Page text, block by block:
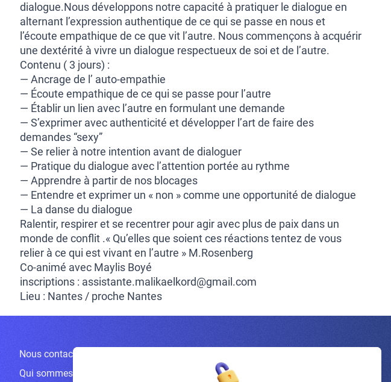
dialogue.Nous développons notre capacité à pratiquer le dialogue en
alternant l’expression authentique de ce qui se passe en nous et
l’écoute empathique de ce que vit l’autre. Nous commençons à acquérir
une dextérité à vivre un dialogue respectueux de soi et de l’autre.
Contenu ( 3 jours) :
— Ancrage de l’ auto-empathie
— Écoute empathique de ce qui se passe pour l’autre
— Établir un lien avec l’autre en formulant une demande
— S’exprimer avec authenticité et développer l’art de faire des
demandes “sexy”
— Se relier à notre intention avant de dialoguer
— Pratique du dialogue avec l’attention portée au rythme
— Apprendre à partir de nos blocages
— Entendre et exprimer un « non » comme une opportunité de dialogue
— La danse du dialogue
Ralentir, respirer et se recentrer pour agir avec plus de paix dans un
monde de conflit .« Qu’elles que soient ces réactions tentez de vous
relier à ce qui est vivant en l’autre » M.Rosenberg
Co-animé avec Maylis Boyé
inscriptions : assistante.malikaelkord@gmail.com
Lieu : Nantes / proche Nantes
Nous contacter
Qui sommes-nous ?